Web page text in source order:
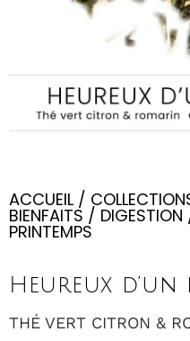
ACCUEIL /
BIENFAITS / DIGESTION
PRINTEMPS
Heureux d’un
THÉ VERT CITRON &